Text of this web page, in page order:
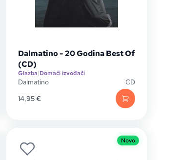
Dalmatino - 20 Godina Best Of
(CD)
Glazba|Domaći izvođači
Dalmatino
CD
14,95€
Novo